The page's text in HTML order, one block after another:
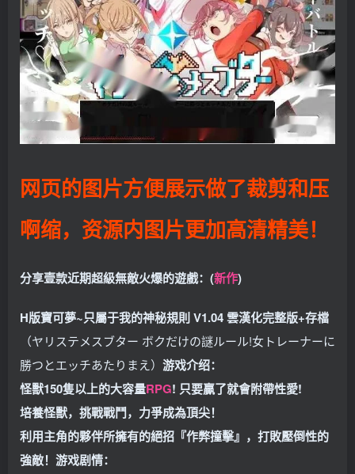
网页的图片方便展示做了裁剪和压
啊缩，资源内图片更加高清精美！
分享壹款近期超級無敵火爆的遊戲：(新作)
H版寶可夢~只屬于我的神秘規則 V1.04 雲漢化完整版+存檔
（ヤリステメスブター ボクだけの謎ルール!女トレーナーに
勝つとエッチあたりまえ） 游戏介绍：
怪獸150隻以上的大容量RPG! 只要贏了就會附帶性愛!
培養怪獸，挑戰戰鬥，力爭成為頂尖！
利用主角的夥伴所擁有的絕招『作弊撞擊』，打敗壓倒性的
強敵！ 游戏剧情：